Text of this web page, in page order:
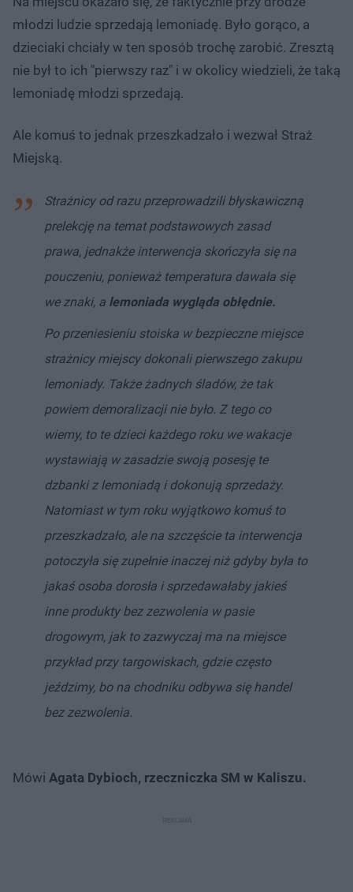
młodzi ludzie sprzedają lemoniadę. Było gorąco, a
dzieciaki chciały w ten sposób trochę zarobić. Zresztą
nie był to ich "pierwszy raz" i w okolicy wiedzieli, że taką
lemoniadę młodzi sprzedają.
Ale komuś to jednak przeszkadzało i wezwał Straż
Miejską.
Strażnicy od razu przeprowadzili błyskawiczną
prelekcję na temat podstawowych zasad
prawa, jednakże interwencja skończyła się na
pouczeniu, ponieważ temperatura dawała się
we znaki, a lemoniada wygląda obłędnie.
Po przeniesieniu stoiska w bezpieczne miejsce
strażnicy miejscy dokonali pierwszego zakupu
lemoniady. Także żadnych śladów, że tak
powiem demoralizacji nie było. Z tego co
wiemy, to te dzieci każdego roku we wakacje
wystawiają w zasadzie swoją posesję te
dzbanki z lemoniadą i dokonują sprzedaży.
Natomiast w tym roku wyjątkowo komuś to
przeszkadzało, ale na szczęście ta interwencja
potoczyła się zupełnie inaczej niż gdyby była to
jakaś osoba dorosła i sprzedawałaby jakieś
inne produkty bez zezwolenia w pasie
drogowym, jak to zazwyczaj ma na miejsce
przykład przy targowiskach, gdzie często
jeździmy, bo na chodniku odbywa się handel
bez zezwolenia.
Mówi Agata Dybioch, rzeczniczka SM w Kaliszu.